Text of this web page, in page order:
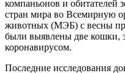
компаньонов и обитателей
стран мира во Всемирную
животных (МЭБ) с весны
были выявлены две кошки,
коронавирусом.
Последние исследования